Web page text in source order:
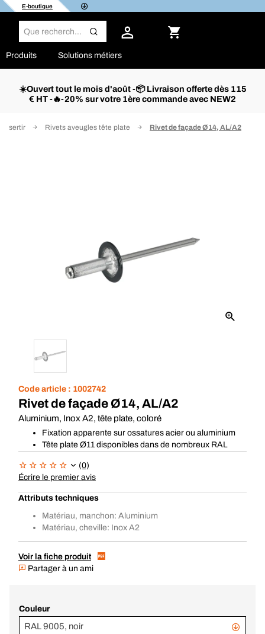
E-boutique
Produits Solutions métiers
☀️Ouvert tout le mois d'août -📦 Livraison offerte dès 115
€ HT -🔥-20% sur votre 1ère commande avec NEW2
à sertir Rivets aveugles tête plate Rivet de façade Ø14, AL/A2
Code article : 1002742
Rivet de façade Ø14, AL/A2
Aluminium, Inox A2, tête plate, coloré
Fixation apparente sur ossatures acier ou aluminium
Tête plate Ø11 disponibles dans de nombreux RAL
(0)
Écrire le premier avis
Attributs techniques
Matériau, manchon: Aluminium
Matériau, cheville: Inox A2
Voir la fiche produit
Partager à un ami
Couleur
RAL 9005, noir